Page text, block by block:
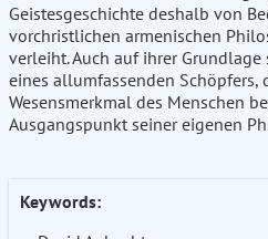
Geistesgeschichte deshalb von
vorchristlichen armenischen
verleiht. Auch auf ihrer
eines allumfassenden Schöpfers,
Wesensmerkmal des Menschen
Ausgangspunkt seiner eigenen
Keywords: